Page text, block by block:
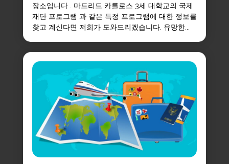
장소입니다 . 마드리드 카를로스 3세 대학교의 국제
재단 프로그램 과 같은 특정 프로그램에 대한 정보를
찾고 계신다면 저희가 도와드리겠습니다. 유망한...